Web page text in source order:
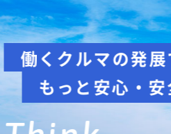
安全への
Think